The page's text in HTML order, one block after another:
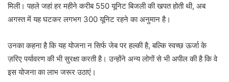
मिली। पहले जहां हर महीने करीब 550 यूनिट बिजली की खपत होती थी, अब
अगस्त में यह घटकर लगभग 300 यूनिट रहने का अनुमान है।
उनका कहना है कि यह योजना न सिर्फ जेब पर हल्की है, बल्कि स्वच्छ ऊर्जा के
ज़रिए पर्यावरण की भी सुरक्षा करती है। उन्होंने अन्य लोगों से भी अपील की है कि वे
इस योजना का लाभ जरूर उठाएं।